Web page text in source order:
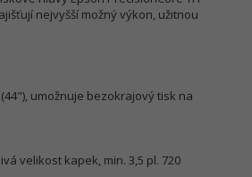
nejvyšší možný výkon, užitnou
umožnuje bezokrajový tisk na
velikost kapek, min. 3,5 pl. 720